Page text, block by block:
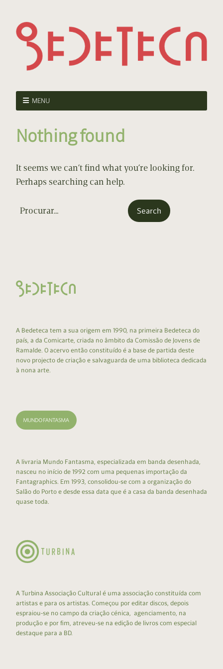
MENU
Nothing found
It seems we can’t find what you’re looking for.
Perhaps searching can help.
A Bedeteca tem a sua origem em 1990, na primeira Bedeteca do
país, a da Comicarte, criada no âmbito da Comissão de Jovens de
Ramalde. O acervo então constituído é a base de partida deste
novo projecto de criação e salvaguarda de uma biblioteca dedicada
à nona arte.
A livraria Mundo Fantasma, especializada em banda desenhada,
nasceu no início de 1992 com uma pequenas importação da
Fantagraphics. Em 1993, consolidou-se com a organização do
Salão do Porto e desde essa data que é a casa da banda desenhada
quase toda.
A Turbina Associação Cultural é uma associação constituída com
artistas e para os artistas. Começou por editar discos, depois
espraiou-se no campo da criação cénica, agenciamento, na
produção e por fim, atreveu-se na edição de livros com especial
destaque para a BD.